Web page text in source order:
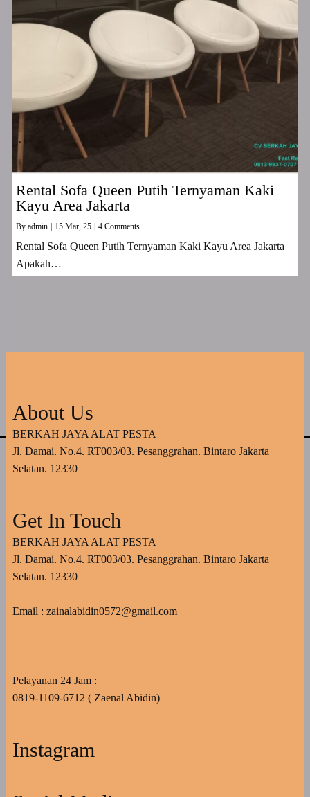
Rental Sofa Queen Putih Ternyaman Kaki
Kayu Area Jakarta
By admin 15 Mar, 25 4 Comments
Rental Sofa Queen Putih Ternyaman Kaki Kayu Area Jakarta
Apakah…
About Us
BERKAH JAYA ALAT PESTA
Jl. Damai. No.4. RT003/03. Pesanggrahan. Bintaro Jakarta
Selatan. 12330
Get In Touch
BERKAH JAYA ALAT PESTA
Jl. Damai. No.4. RT003/03. Pesanggrahan. Bintaro Jakarta
Selatan. 12330
Email : zainalabidin0572@gmail.com
Pelayanan 24 Jam :
0819-1109-6712 ( Zaenal Abidin)
Instagram